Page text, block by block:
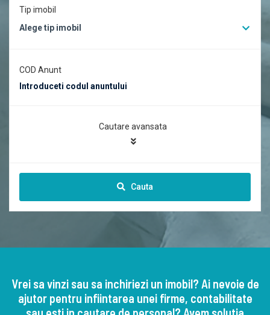
Tip imobil
Alege tip imobil
COD Anunt
Cautare avansata
Cauta
Vrei sa vinzi sau sa inchiriezi un imobil? Ai nevoie de
ajutor pentru infiintarea unei firme, contabilitate